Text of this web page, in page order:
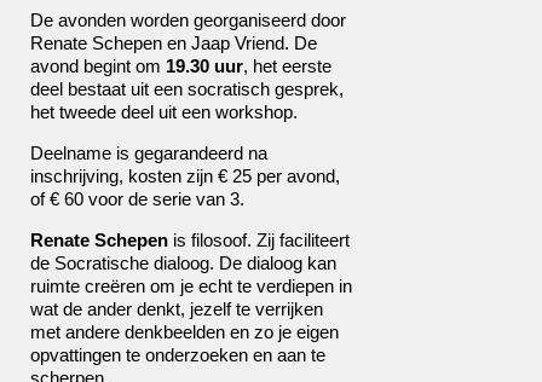
De avonden worden georganiseerd door
Renate Schepen en Jaap Vriend. De
avond begint om 19.30 uur, het eerste
deel bestaat uit een socratisch gesprek,
het tweede deel uit een workshop.
Deelname is gegarandeerd na
inschrijving, kosten zijn € 25 per avond,
of € 60 voor de serie van 3.
Renate Schepen is filosoof. Zij faciliteert
de Socratische dialoog. De dialoog kan
ruimte creëren om je echt te verdiepen in
wat de ander denkt, jezelf te verrijken
met andere denkbeelden en zo je eigen
opvattingen te onderzoeken en aan te